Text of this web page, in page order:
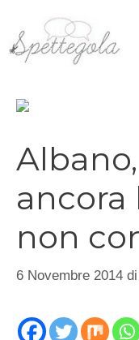
contenuto
ancora
non
6 Novembre 2014 di